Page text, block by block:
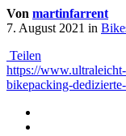
Von martinfarrent
7. August 2021 in
Teilen
https://
bikepacking-